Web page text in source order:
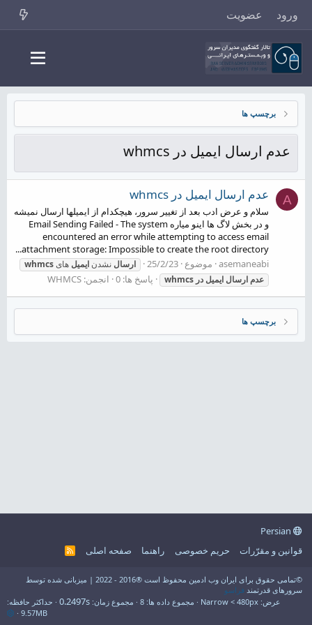
ورود عضویت
برچسپ ها
عدم ارسال ایمیل در whmcs
A عدم ارسال ایمیل در whmcs
سلام و عرض ادب بعد از تغییر سرور، هیچکدام از ایمیلها ارسال نمیشه
و در بخش لاگ ها اینو میاره Email Sending Failed - The system
encountered an error while attempting to access email
attachment storage: Impossible to create the root directory...
asemaneabi موضوع 25/2/23 ارسال نشدن ایمیل هایwhmcs
عدم ارسال ایمیل در whmcs پاسخ ها: 0 انجمن: WHMCS
برچسپ ها
قوانین و مقرّرات
حریم خصوصی راهنما صفحه اصلی
R
©تمامی حقوق برای ایران وب ادمین محفوظ است ®2016 - 2022 | میزبانی شده توسط
سرورهای قدرتمند فراسو
عرض
مجموع داده ها 8 مجموع زمان 0.2497s
حداکثر حافظه
9.57MB